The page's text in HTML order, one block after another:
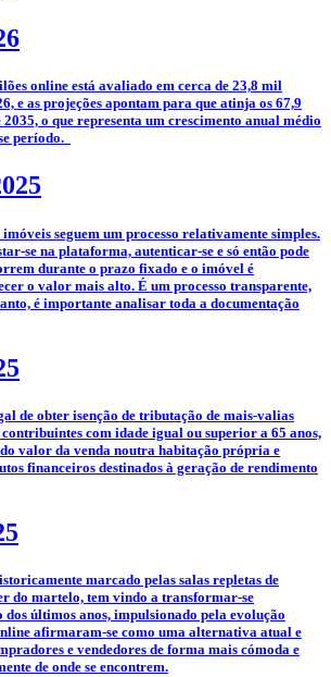
online está avaliado em cerca de 23,8 mil
e as projeções apontam para que atinja os 67,9
o que representa um crescimento anual médio
período.
seguem um processo relativamente simples.
se na plataforma, autenticar-se e só então pode
durante o prazo fixado e o imóvel é
o valor mais alto. É um processo transparente,
é importante analisar toda a documentação
de obter isenção de tributação de mais-valias
com idade igual ou superior a 65 anos,
valor da venda noutra habitação própria e
financeiros destinados à geração de rendimento
marcado pelas salas repletas de
do martelo, tem vindo a transformar-se
últimos anos, impulsionado pela evolução
afirmaram-se como uma alternativa atual e
e vendedores de forma mais cómoda e
de onde se encontrem.